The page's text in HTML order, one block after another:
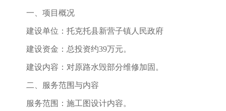
一、项目概况
建设单位： 托克托县新营子镇人民政府
建设资金：总投资约39万元。
建设内容：对原路水毁部分维修加固。
二、服务范围与内容
服务范围：施工图设计内容。